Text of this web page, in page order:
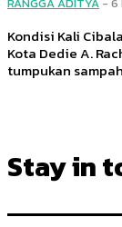
Kondisi Kali
Kota Dedie A.
tumpukan
Stay in